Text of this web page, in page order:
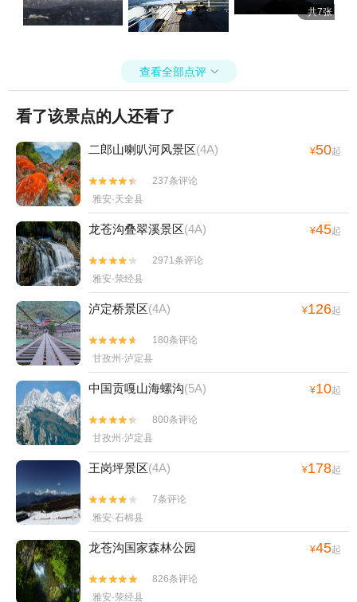
共7张
查看全部点评 
看了该景点的人还看了
二郎山喇叭河风景区(4A) ¥50起


237条评论
雅安·天全县
龙苍沟叠翠溪景区(4A) ¥45起


2971条评论
雅安·荥经县
泸定桥景区(4A) ¥126起


180条评论
甘孜州·泸定县
中国贡嘎山海螺沟(5A) ¥10起


800条评论
甘孜州·泸定县
王岗坪景区(4A) ¥178起


7条评论
雅安·石棉县
龙苍沟国家森林公园 ¥45起


826条评论
雅安·荥经县